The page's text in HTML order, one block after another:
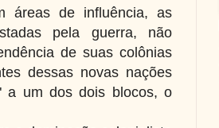
áreas de influência, as
pela guerra, não
de suas colônias
dessas novas nações
a um dos dois blocos, o